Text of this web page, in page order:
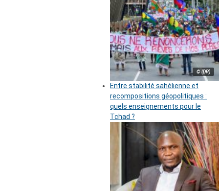
© (DR)
Entre stabilité sahélienne et
recompositions géopolitiques :
quels enseignements pour le
Tchad ?